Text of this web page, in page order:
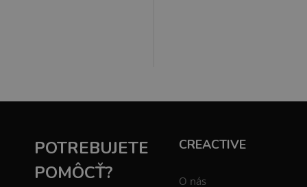
POTREBUJETE
POMÔCŤ?
CREACTIVE
O nás